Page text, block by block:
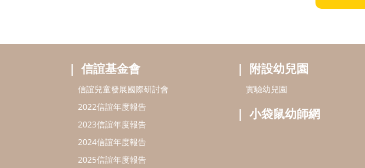
信誼基金會
信誼兒童發展國際研討會
2022信誼年度報告
2023信誼年度報告
2024信誼年度報告
2025信誼年度報告
附設幼兒園
實驗幼兒園
小袋鼠幼師網